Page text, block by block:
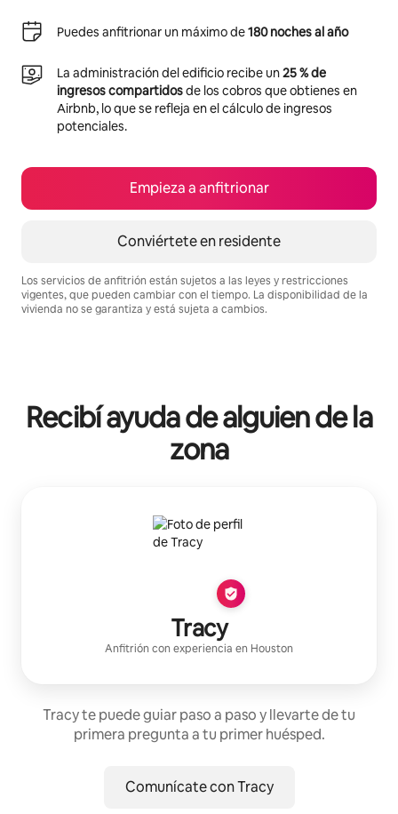
Puedes anfitrionar un máximo de180 noches al año
La administración del edificio recibe un25 % de
ingresos compartidosde los cobros que obtienes en
Airbnb, lo que se refleja en el cálculo de ingresos
potenciales.
Empieza a anfitrionar
Conviértete en residente
Los servicios de anfitrión están sujetos a las leyes y restricciones
vigentes, que pueden cambiar con el tiempo. La disponibilidad de la
vivienda no se garantiza y está sujeta a cambios.
Recibí ayuda de alguien de la
zona
Tracy
Anfitrión con experiencia en Houston
Tracy te puede guiar paso a paso y llevarte de tu
primera pregunta a tu primer huésped.
Comunícate con Tracy